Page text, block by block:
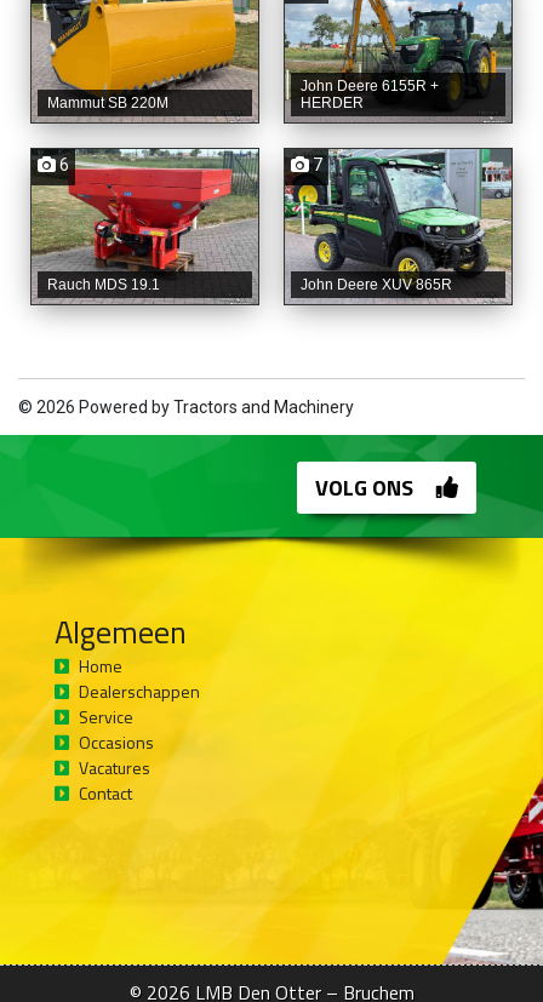
Mammut SB 220M
John Deere 6155R +
HERDER
6
Rauch MDS 19.1
7
John Deere XUV 865R
© 2026 Powered byTractors and Machinery
VOLG ONS
Algemeen
Home
Dealerschappen
Service
Occasions
Vacatures
Contact
© 2026 LMB Den Otter – Bruchem